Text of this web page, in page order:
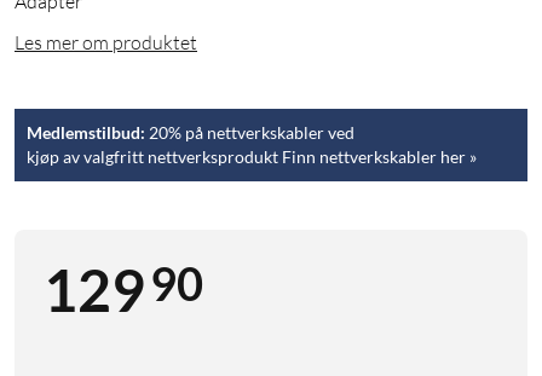
Les mer om produktet
Medlemstilbud: 20% på nettverkskabler ved
kjøp av valgfritt nettverksprodukt Finn nettverkskabler her »
12990